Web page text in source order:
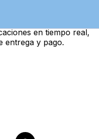
en tiempo real,
entrega y pago.